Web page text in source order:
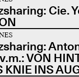
Cie.
VON
KNIE INS